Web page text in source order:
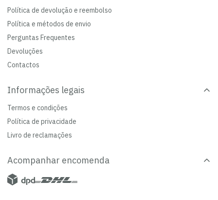
Política de devolução e reembolso
Política e métodos de envio
Perguntas Frequentes
Devoluções
Contactos
Informações legais
Termos e condições
Política de privacidade
Livro de reclamações
Acompanhar encomenda